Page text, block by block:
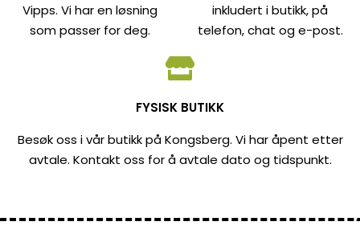
Vipps. Vi har en løsning
som passer for deg.
inkludert i butikk, på
telefon, chat og e-post.
FYSISK BUTIKK
Besøk oss i vår butikk på Kongsberg. Vi har åpent etter
avtale. Kontakt oss for å avtale dato og tidspunkt.